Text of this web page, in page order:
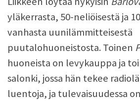
yläkerrasta, 50-neliöisestä ja
vanhasta uunilämmitteisestä
puutalohuoneistosta. Toinen
huoneista on levykauppa ja
salonki, jossa hän tekee
luentoja, ja tulevaisuudessa